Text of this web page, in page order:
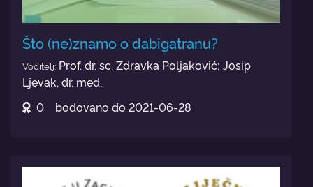
Što (ne)znamo o dabigatranu?
Voditelj: Prof. dr. sc. Zdravka Poljaković; Josip
Ljevak, dr. med.
0
bodovano do 2021-06-28